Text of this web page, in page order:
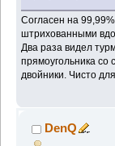
Согласен на
штрихованными
Два раза видел
прямоугольника со
двойники. Чисто
DenQ